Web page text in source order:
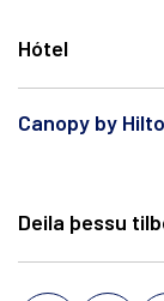
Hótel
Canopy by
Deila þessu